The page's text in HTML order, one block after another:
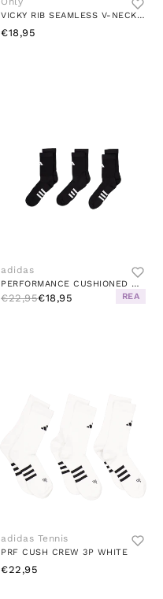
VICKY RIB SEAMLESS V-NECK TOP GREY
€18,95
adidas
PERFORMANCE CUSHIONED CREW SOCKS 3 PAIRS BLACK
€22,95€18,95 REA
adidas Tennis
PRF CUSH CREW 3P WHITE
€22,95